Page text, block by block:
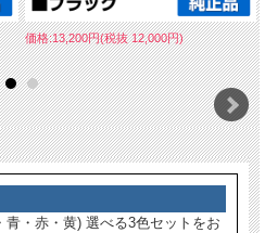
価格:13,200円(税抜 12,000円)
・赤・黄) 選べる3色セットをお